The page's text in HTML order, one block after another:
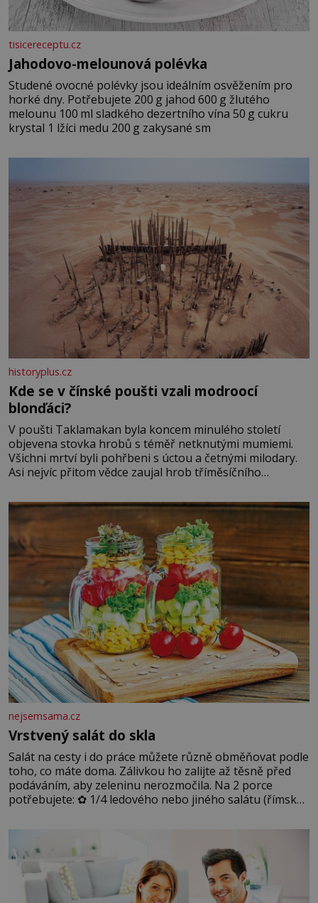
tisicereceptu.cz
Jahodovo-melounová polévka
Studené ovocné polévky jsou ideálním osvěžením pro
horké dny. Potřebujete 200 g jahod 600 g žlutého
melounu 100 ml sladkého dezertního vína 50 g cukru
krystal 1 lžíci medu 200 g zakysané sm
historyplus.cz
Kde se v čínské poušti vzali modroocí
blonďáci?
V poušti Taklamakan byla koncem minulého století
objevena stovka hrobů s téměř netknutými mumiemi.
Všichni mrtví byli pohřbeni s úctou a četnými milodary.
Asi nejvíc přitom vědce zaujal hrob tříměsíčního
blonďaté vlásky. Fakt, že jsou těla dávných lidí nesmírně
dobře zachovalá, přičítají odborníci zdejším klimatickým
podmínkám. Sucho, prosolené písky a extrémně
nejsemsama.cz
Vrstvený salát do skla
Salát na cesty i do práce můžete různě obměňovat podle
toho, co máte doma. Zálivkou ho zalijte až těsně před
podáváním, aby zeleninu nerozmočila. Na 2 porce
potřebujete: ✿ 1/4 ledového nebo jiného salátu (římský
okurky ✿ 2 rajčata Zálivka: ✿ 4 lžíce olivového oleje ✿ 1
lžíci citronové šťávy ✿ ½ stroužku